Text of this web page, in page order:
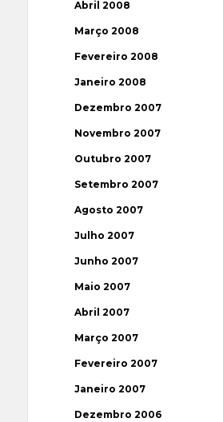
Abril 2008
Março 2008
Fevereiro 2008
Janeiro 2008
Dezembro 2007
Novembro 2007
Outubro 2007
Setembro 2007
Agosto 2007
Julho 2007
Junho 2007
Maio 2007
Abril 2007
Março 2007
Fevereiro 2007
Janeiro 2007
Dezembro 2006